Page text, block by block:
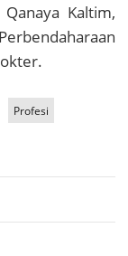
Kaltim,
Profesi